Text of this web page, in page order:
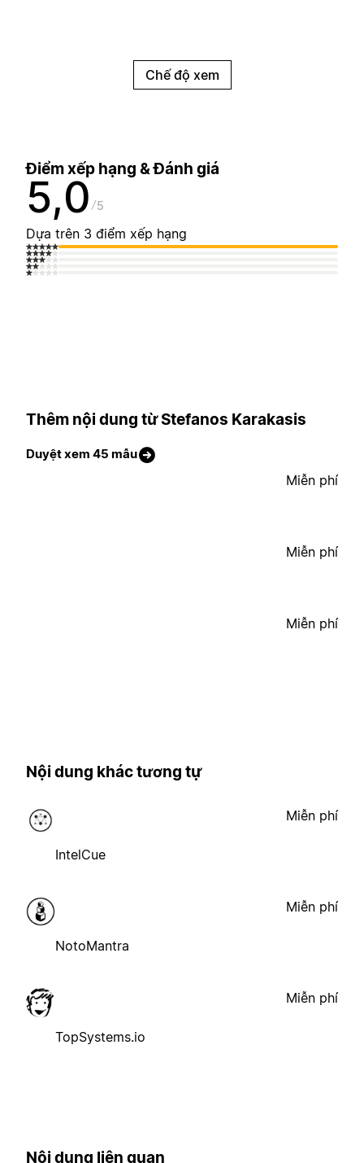
Chế độ xem
Điểm xếp hạng & Đánh giá
5,0 5
Dựa trên 3 điểm xếp hạng
Thêm nội dung từ Stefanos Karakasis
Duyệt xem 45 mẫu
Miễn phí
Miễn phí
Miễn phí
Nội dung khác tương tự
IntelCue
Miễn phí
NotoMantra
Miễn phí
TopSystems.io
Miễn phí
Nội dung liên quan